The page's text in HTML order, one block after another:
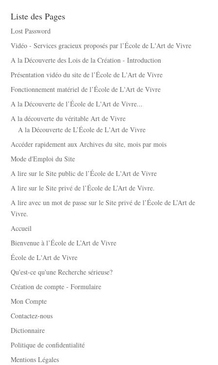
Liste des Pages
Lost Password
Vidéo - Services gracieux proposés par l’École de L'Art de Vivre
A la Découverte des Lois de la Création - Introduction
Présentation vidéo du site de l’École de L'Art de Vivre
Fonctionnement matériel de l’École de L'Art de Vivre
A la Découverte de l’École de L'Art de Vivre...
A la découverte du véritable Art de Vivre
A la Découverte de L’École de L'Art de Vivre
Accéder rapidement aux Archives du site, mois par mois
Mode d'Emploi du Site
A lire sur le Site public de l’École de L'Art de Vivre
A lire sur le Site privé de l’École de L’Art de Vivre.
A lire avec un mot de passe sur le Site privé de l’École de L’Art de
Vivre.
Accueil
Bienvenue à l’École de L’Art de Vivre
École de L'Art de Vivre
Qu'est-ce qu'une Recherche sérieuse?
Création de compte - Formulaire
Mon Compte
Contactez-nous
Dictionnaire
Politique de confidentialité
Mentions Légales